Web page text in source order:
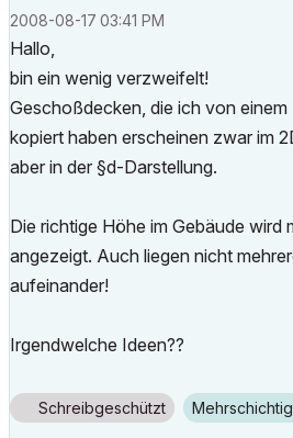
‎2008-08-17 03:41 PM
Hallo,
bin ein wenig verzweifelt!
Geschoßdecken, die ich von
kopiert haben erscheinen zwar im
aber in der §d-Darstellung.
Die richtige Höhe im Gebäude wird
angezeigt. Auch liegen nicht
aufeinander!
Irgendwelche Ideen??
Schreibgeschützt